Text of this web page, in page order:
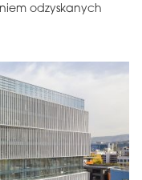
odzyskanych